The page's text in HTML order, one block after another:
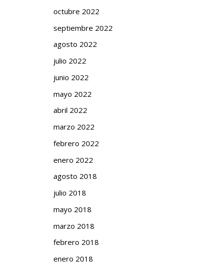
octubre 2022
septiembre 2022
agosto 2022
julio 2022
junio 2022
mayo 2022
abril 2022
marzo 2022
febrero 2022
enero 2022
agosto 2018
julio 2018
mayo 2018
marzo 2018
febrero 2018
enero 2018